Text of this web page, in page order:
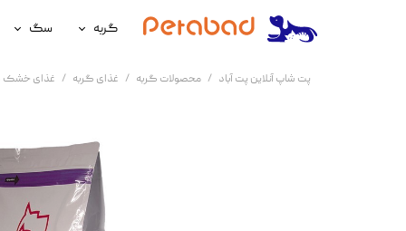
گربه
غذای گربه
سلامتی گربه
آرایشی و بهداشتی گربه
سگ
غذای سگ
سلامتی سگ
آرایشی و
پت شاپ آنلاین پت آباد محصولات گربه غذای گربه غذای خشک